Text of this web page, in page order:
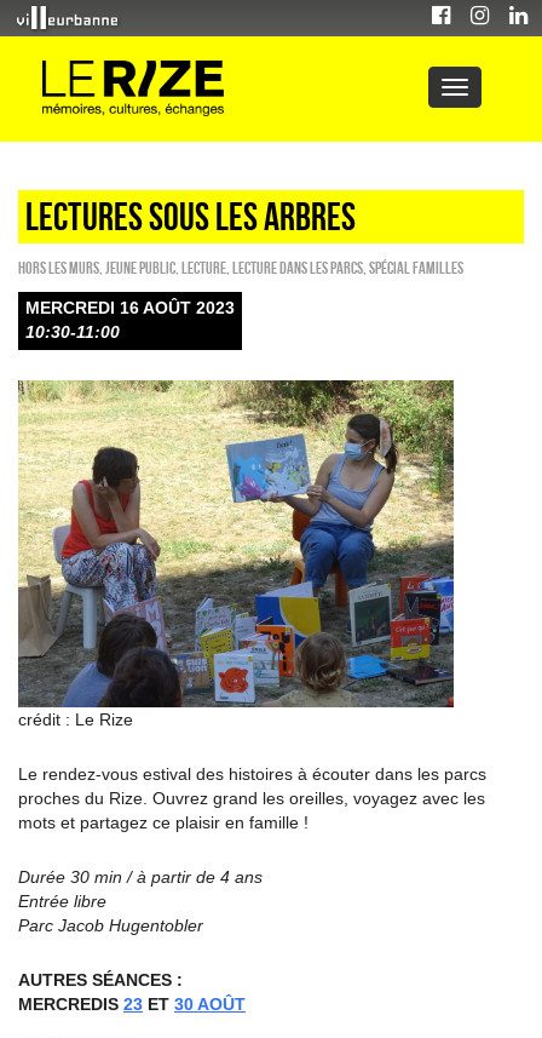
LECTURES SOUS LES ARBRES
HORS LES MURS Jeune public Lecture Lecture dans les parcs Spécial familles
MERCREDI 16 AOÛT 2023
10:30-11:00
crédit : Le Rize
Le rendez-vous estival des histoires à écouter dans les parcs
proches du Rize. Ouvrez grand les oreilles, voyagez avec les
mots et partagez ce plaisir en famille !
Durée 30 min / à partir de 4 ans
Entrée libre
Parc Jacob Hugentobler
AUTRES SÉANCES :
MERCREDIS 23 ET 30 AOÛT